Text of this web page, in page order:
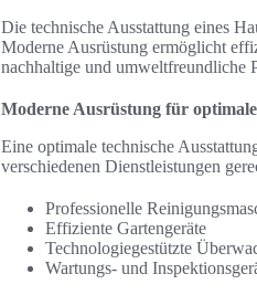
Die technische Ausstattung eines
Moderne Ausrüstung ermöglicht
nachhaltige und umweltfreundliche
Moderne Ausrüstung für
Eine optimale technische
verschiedenen Dienstleistungen
Professionelle
Effiziente Gartengeräte
Technologiegestützte
Wartungs- und